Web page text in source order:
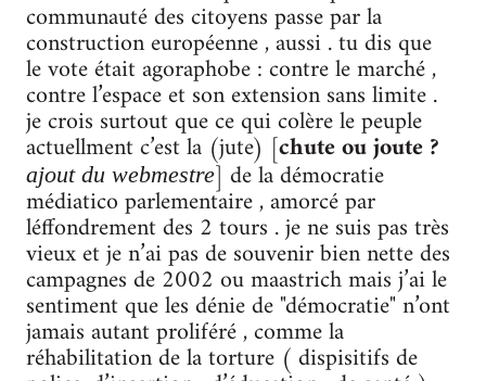
communauté des citoyens passe par la
construction européenne , aussi . tu dis que
le vote était agoraphobe : contre le marché ,
contre l’espace et son extension sans limite .
je crois surtout que ce qui colère le peuple
actuellment c’est la (jute) [chute ou joute ?
ajout du webmestre] de la démocratie
médiatico parlementaire , amorcé par
léffondrement des 2 tours . je ne suis pas très
vieux et je n’ai pas de souvenir bien nette des
campagnes de 2002 ou maastrich mais j’ai le
sentiment que les dénie de "démocratie" n’ont
jamais autant proliféré , comme la
réhabilitation de la torture ( dispisitifs de